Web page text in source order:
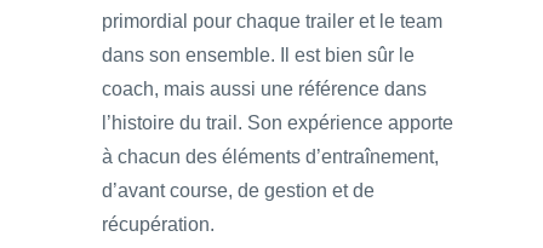
primordial pour chaque trailer et le team
dans son ensemble. Il est bien sûr le
coach, mais aussi une référence dans
l’histoire du trail. Son expérience apporte
à chacun des éléments d’entraînement,
d’avant course, de gestion et de
récupération.